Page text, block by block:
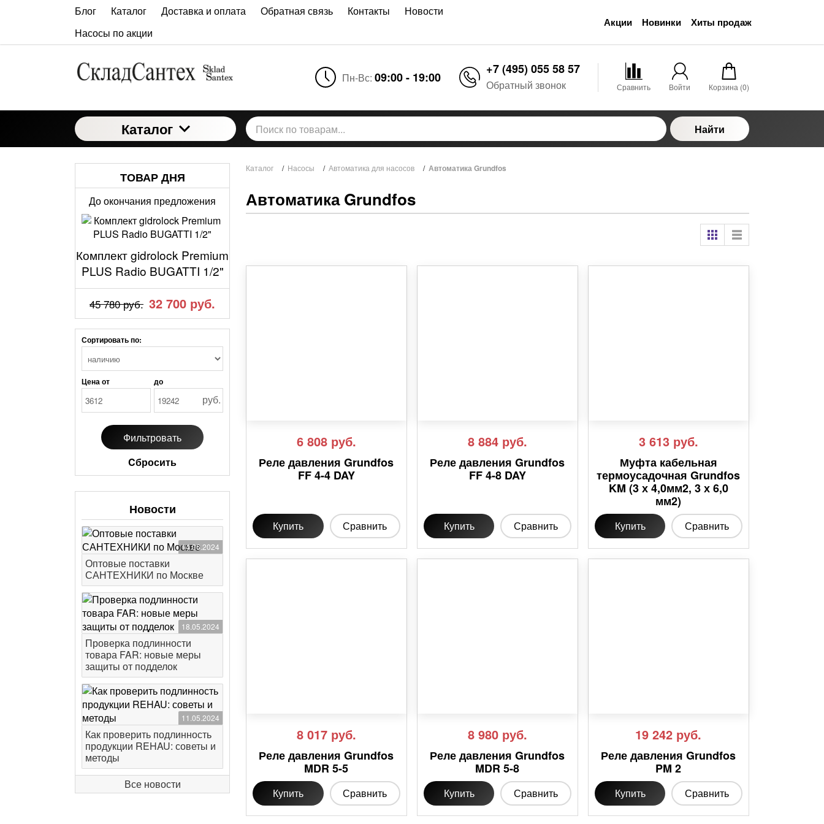
Блог Каталог Доставка и оплата Обратная связь Контакты
Новости
Насосы по акции
Акции Новинки Хиты продаж
Пн-Вс: 09:00 - 19:00
+7 (495) 055 58 57
Обратный звонок Сравнить Войти Корзина (0)
Каталог Найти
ТОВАР ДНЯ
До окончания предложения
Комплект gidrolock Premium
PLUS Radio BUGATTI 1/2"
45 780 руб. 32 700 руб.
Сортировать по:
Цена от до
руб.
Cбросить
Новости
14.06.2024
Оптовые поставки
САНТЕХНИКИ по Москве
18.05.2024
Проверка подлинности
товара FAR: новые меры
защиты от подделок
11.05.2024
Как проверить подлинность
продукции REHAU: советы и
методы
Все новости
Каталог / Насосы / Автоматика для насосов / Автоматика Grundfos
Автоматика Grundfos
6 808 руб.
Реле давления Grundfos
FF 4-4 DAY
Купить Сравнить
8 884 руб.
Реле давления Grundfos
FF 4-8 DAY
Купить Сравнить
3 613 руб.
Муфта кабельная
термоусадочная Grundfos
KM (3 х 4,0мм2, 3 х 6,0
мм2)
Купить Сравнить
8 017 руб.
Реле давления Grundfos
MDR 5-5
Купить Сравнить
8 980 руб.
Реле давления Grundfos
MDR 5-8
Купить Сравнить
19 242 руб.
Реле давления Grundfos
PM 2
Купить Сравнить